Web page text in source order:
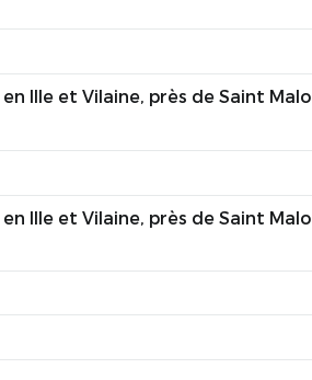
Ille et Vilaine, près de Saint Malo
Ille et Vilaine, près de Saint Malo